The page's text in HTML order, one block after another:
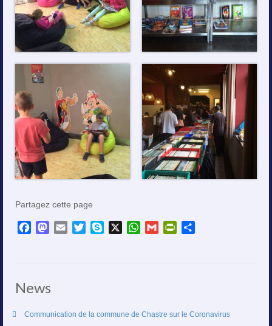
Partagez cette page
FacebookMastodon
EmailTwitterSkype WhatsApp
Gmail PrintFriendly
News
Communication de la commune de Chastre sur le Coronavirus